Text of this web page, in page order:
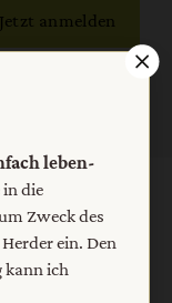
Jetzt anmelden
leben-
die
Zweck des
ein. Den
kann ich